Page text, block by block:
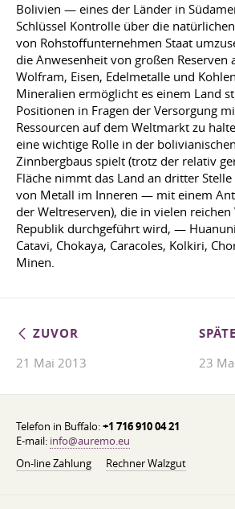
Bolivien — eines der Länder in
Schlüssel Kontrolle über die
von Rohstoffunternehmen Staat
die Anwesenheit von großen Reserven
Wolfram, Eisen, Edelmetalle und
Mineralien ermöglicht es einem Land
Positionen in Fragen der Versorgung
Ressourcen auf dem Weltmarkt zu
eine wichtige Rolle in der
Zinnbergbaus spielt (trotz der relativ
Fläche nimmt das Land an dritter
von Metall im Inneren — mit einem
der Weltreserven), die in vielen
Republik durchgeführt wird, —
Catavi, Chokaya, Caracoles, Kolkiri,
Minen.
ZUVOR
21 Mai 2013 23
Telefon in Buffalo:+1 716 910 04 21
E-mail: info@auremo.eu
On-line Zahlung
Rechner Walzgut